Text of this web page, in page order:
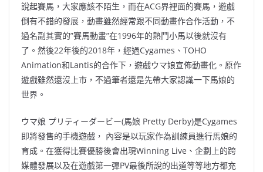
說起賽馬 ， 大家應該不陌生 ， 而在ACG界裡面的賽馬 ， 遊戲
倒有不錯的發展 ， 動畫雖然經常跟不同動畫作合作活動 ， 不
過名副其實的”賽馬動畫”在1996年的熱鬥小馬以後就沒有
了 。 然後22年後的2018年 ， 經過Cygames 、 TOHO
Animation和Lantis的合作下 ， 遊戲ウマ娘宣佈動畫化 。 原作
遊戲雖然還沒上市 ， 不過筆者還是先帶大家認識一下馬娘的
世界 。
ウマ娘 プリティーダービー(馬娘 Pretty Derby)是Cygames
即將發售的手機遊戲 ， 內容是以玩家作為訓練員進行馬娘的
育成 。 在獲得比賽優勝後會出現Winning Live 、 企劃上的跨
媒體發展以及在遊戲第一彈PV最後所說的出道等等地方都充